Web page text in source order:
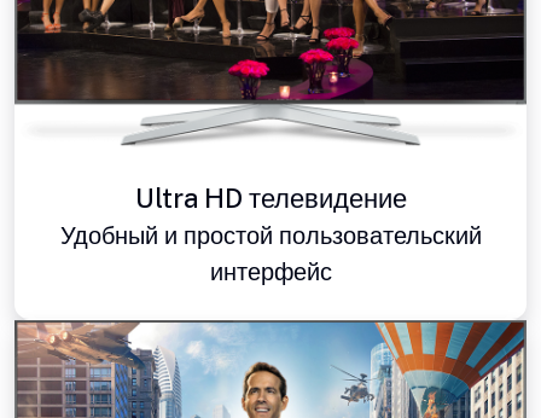
Ultra HD телевидение
Удобный и простой пользовательский
интерфейс